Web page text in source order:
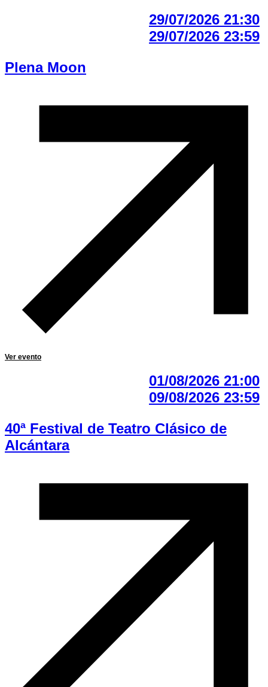
29/07/2026 21:30
29/07/2026 23:59
Plena Moon
Ver evento
01/08/2026 21:00
09/08/2026 23:59
40ª Festival de Teatro Clásico de
Alcántara